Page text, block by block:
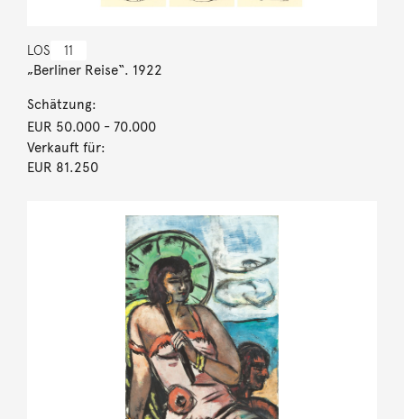
LOS 11
„Berliner Reise“. 1922
Schätzung:
EUR 50.000- 70.000
Verkauft für:
EUR 81.250